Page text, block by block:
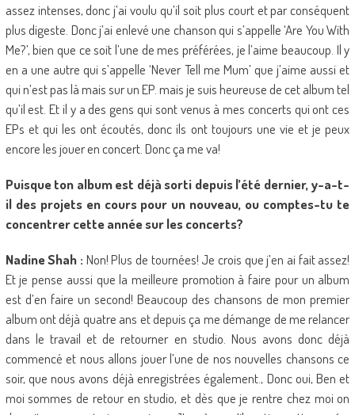
assez intenses, donc j’ai voulu qu’il soit plus court et par conséquent
plus digeste. Donc j’ai enlevé une chanson qui s’appelle ‘Are You With
Me?’, bien que ce soit l’une de mes préférées, je l’aime beaucoup. Il y
en a une autre qui s’appelle ‘Never Tell me Mum’ que j’aime aussi et
qui n’est pas là mais sur un EP. mais je suis heureuse de cet album tel
qu’il est. Et il y a des gens qui sont venus à mes concerts qui ont ces
EPs et qui les ont écoutés, donc ils ont toujours une vie et je peux
encore les jouer en concert. Donc ça me va!
Puisque ton album est déjà sorti depuis l’été dernier, y-a-t-
il des projets en cours pour un nouveau, ou comptes-tu te
concentrer cette année sur les concerts?
Nadine Shah : Non! Plus de tournées! Je crois que j’en ai fait assez!
Et je pense aussi que la meilleure promotion à faire pour un album
est d’en faire un second! Beaucoup des chansons de mon premier
album ont déjà quatre ans et depuis ça me démange de me relancer
dans le travail et de retourner en studio. Nous avons donc déjà
commencé et nous allons jouer l’une de nos nouvelles chansons ce
soir, que nous avons déjà enregistrées également., Donc oui, Ben et
moi sommes de retour en studio, et dès que je rentre chez moi on